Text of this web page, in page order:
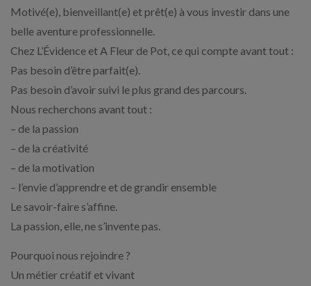
Motivé(e), bienveillant(e) et prêt(e) à vous investir dans une
belle aventure professionnelle.
Chez L’Évidence et A Fleur de Pot, ce qui compte avant tout :
Pas besoin d’être parfait(e).
Pas besoin d’avoir suivi le plus grand des parcours.
Nous recherchons avant tout :
– de la passion
– de la créativité
– de la motivation
– l’envie d’apprendre et de grandir ensemble
Le savoir-faire s’affine.
La passion, elle, ne s’invente pas.
Pourquoi nous rejoindre ?
Un métier créatif et vivant